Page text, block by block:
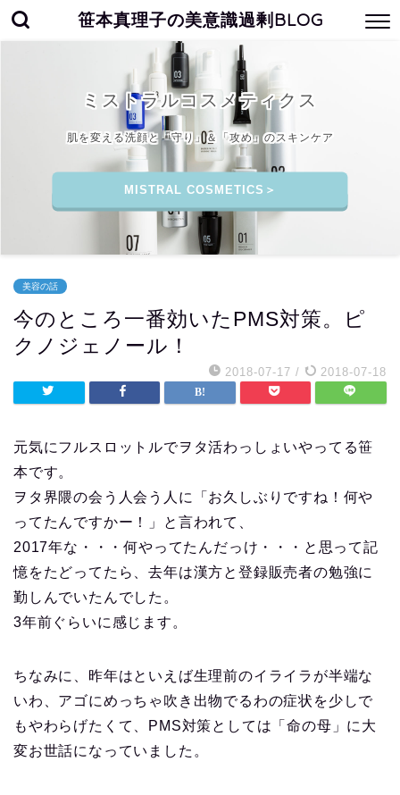
笹本真理子の美意識過剰BLOG
ミストラルコスメティクス
肌を変える洗顔と「守り」＆「攻め」のスキンケア
MISTRAL COSMETICS＞
美容の話
今のところ一番効いたPMS対策。ピ
クノジェノール！
2018-07-17 / 2018-07-18
元気にフルスロットルでヲタ活わっしょいやってる笹
本です。
ヲタ界隈の会う人会う人に「お久しぶりですね！何や
ってたんですかー！」と言われて、
2017年な・・・何やってたんだっけ・・・と思って記
憶をたどってたら、去年は漢方と登録販売者の勉強に
勤しんでいたんでした。
3年前ぐらいに感じます。
ちなみに、昨年はといえば生理前のイライラが半端な
いわ、アゴにめっちゃ吹き出物でるわの症状を少しで
もやわらげたくて、PMS対策としては「命の母」に大
変お世話になっていました。